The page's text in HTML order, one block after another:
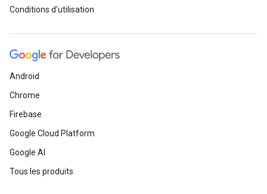
Conditions d'utilisation
Android
Chrome
Firebase
Google Cloud Platform
Google AI
Tous les produits